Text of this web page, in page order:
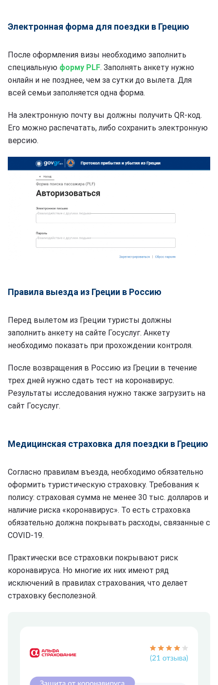
Электронная форма для поездки в Грецию
После оформления визы необходимо заполнить
специальную форму PLF. Заполнять анкету нужно
онлайн и не позднее, чем за сутки до вылета. Для
всей семьи заполняется одна форма.
На электронную почту вы должны получить QR-код.
Его можно распечатать, либо сохранить электронную
версию.
Правила выезда из Греции в Россию
Перед вылетом из Греции туристы должны
заполнить анкету на сайте Госуслуг. Анкету
необходимо показать при прохождении контроля.
После возвращения в Россию из Греции в течение
трех дней нужно сдать тест на коронавирус.
Результаты исследования нужно также загрузить на
сайт Госуслуг.
Медицинская страховка для поездки в Грецию
Согласно правилам въезда, необходимо обязательно
оформить туристическую страховку. Требования к
полису: страховая сумма не менее 30 тыс. долларов и
наличие риска «коронавирус». То есть страховка
обязательно должна покрывать расходы, связанные с
COVID-19.
Практически все страховки покрывают риск
коронавируса. Но многие их них имеют ряд
исключений в правилах страхования, что делает
страховку бесполезной.